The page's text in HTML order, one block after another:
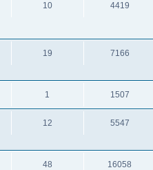
10 4419
19 7166
1 1507
12 5547
48 16058